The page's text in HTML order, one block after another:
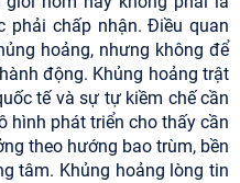
phải chấp nhận. Điều quan
hoảng, nhưng không để
động. Khủng hoảng trật
tế và sự tự kiềm chế cần
hình phát triển cho thấy cần
theo hướng bao trùm, bền
tâm. Khủng hoảng lòng tin